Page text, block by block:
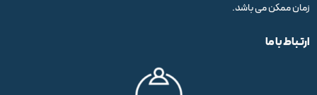
زمان ممکن می باشد.
ارتباط با ما